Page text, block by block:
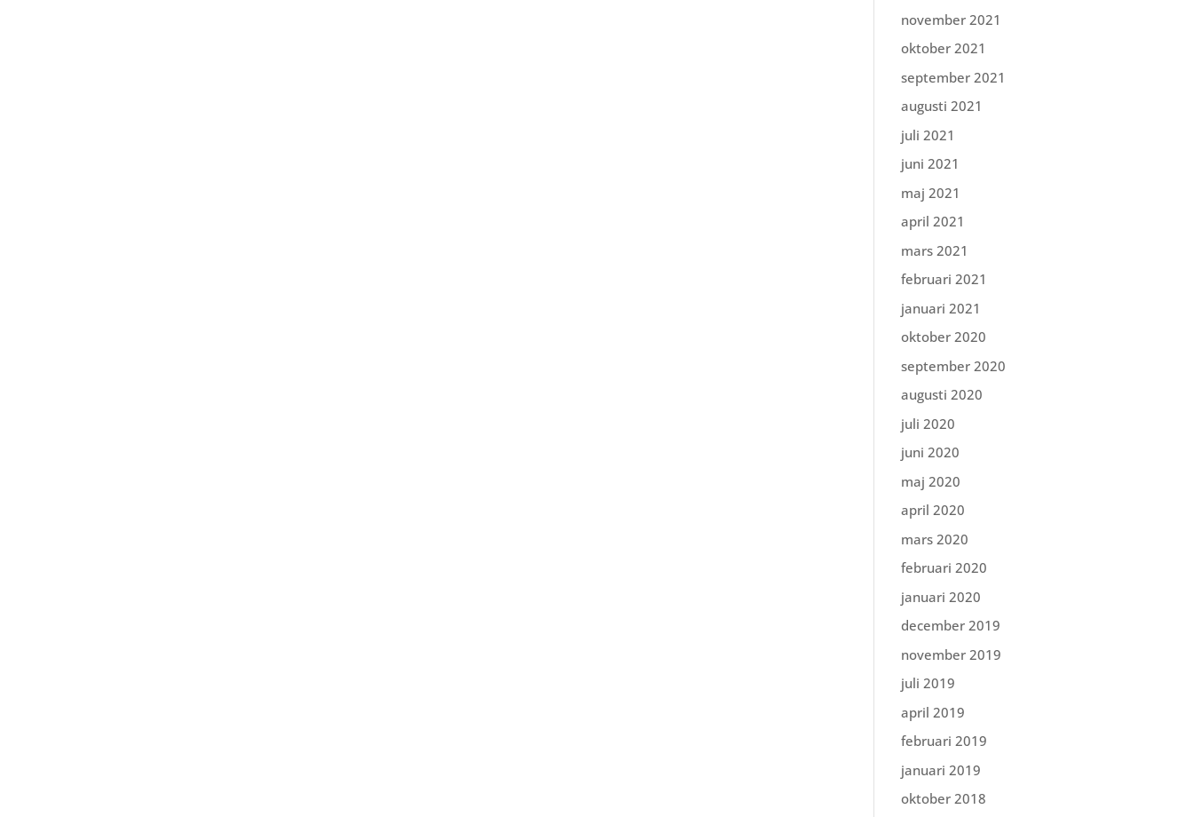
november 2021
oktober 2021
september 2021
augusti 2021
juli 2021
juni 2021
maj 2021
april 2021
mars 2021
februari 2021
januari 2021
oktober 2020
september 2020
augusti 2020
juli 2020
juni 2020
maj 2020
april 2020
mars 2020
februari 2020
januari 2020
december 2019
november 2019
juli 2019
april 2019
februari 2019
januari 2019
oktober 2018